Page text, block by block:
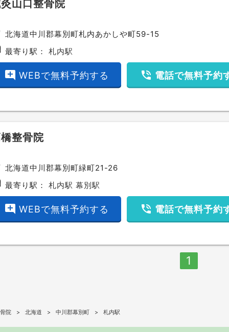
山口整骨院
北海道中川郡幕別町札内あかしや町59-15
最寄り駅：札内駅
add_comment WEBで無料予約する phone_in_talk 電話で無料予約
整骨院
北海道中川郡幕別町緑町21-26
最寄り駅：札内駅 幕別駅
add_comment WEBで無料予約する phone_in_talk 電話で無料予約
1
院 北海道 中川郡幕別町 札内駅